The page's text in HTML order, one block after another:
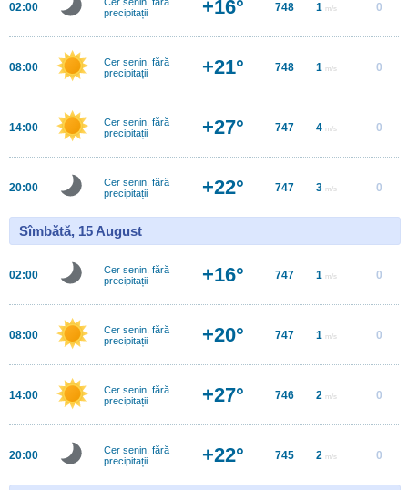
02:00
precipitații
+16° 748 1 m/s 0
08:00
Cer senin, fără
precipitații
+21° 748 1 m/s 0
14:00
Cer senin, fără
precipitații
+27° 747 4 m/s 0
20:00
Cer senin, fără
precipitații
+22° 747 3 m/s 0
Sîmbătă, 15 August
02:00
Cer senin, fără
precipitații
+16° 747 1 m/s 0
08:00
Cer senin, fără
precipitații
+20° 747 1 m/s 0
14:00
Cer senin, fără
precipitații
+27° 746 2 m/s 0
20:00
Cer senin, fără
precipitații
+22° 745 2 m/s 0